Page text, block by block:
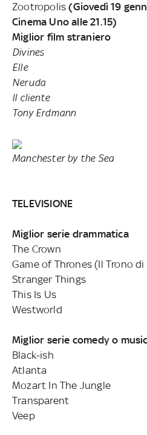
Zootropolis (Giovedì 19
Cinema Uno alle 21.15)
Miglior film straniero
Divines
Elle
Neruda
Il cliente
Tony Erdmann
Manchester by the Sea
TELEVISIONE
Miglior serie drammatica
The Crown
Game of Thrones (Il Trono di
Stranger Things
This Is Us
Westworld
Miglior serie comedy o
Black-ish
Atlanta
Mozart In The Jungle
Transparent
Veep